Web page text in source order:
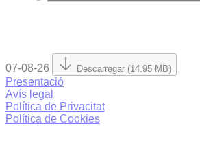
07-08-26 Descarregar (14.95 MB)
Presentació
Avís legal
Política de Privacitat
Política de Cookies